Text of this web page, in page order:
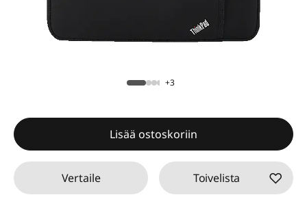
+3
Lisää ostoskoriin
Vertaile Toivelista